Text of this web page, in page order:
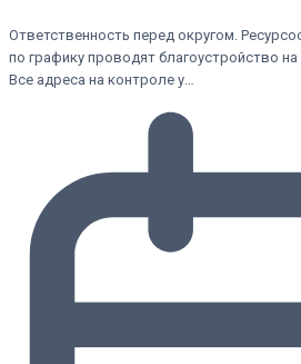
Ответственность перед округом.
по графику проводят благоустройство
Все адреса на контроле у…